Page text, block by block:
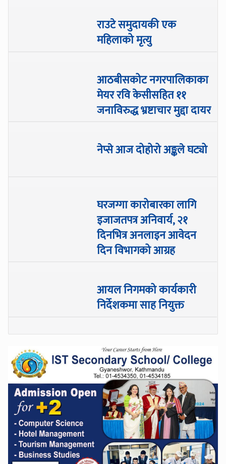
राउटे समुदायकी एक
महिलाको मृत्यु
आठबीसकोट नगरपालिकाका
मेयर रवि केसीसहित ११
जनाविरुद्ध भ्रष्टाचार मुद्दा दायर
नेप्से आज दोहोरो अङ्कले घट्यो
घरजग्गा कारोबारका लागि
इजाजतपत्र अनिवार्य, २१
दिनभित्र अनलाइन आवेदन
दिन विभागको आग्रह
आयल निगमको कार्यकारी
निर्देशकमा साह नियुक्त